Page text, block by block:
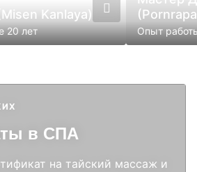
Kanlaya)
20 лет Опыт
в СПА
на тайский массаж и